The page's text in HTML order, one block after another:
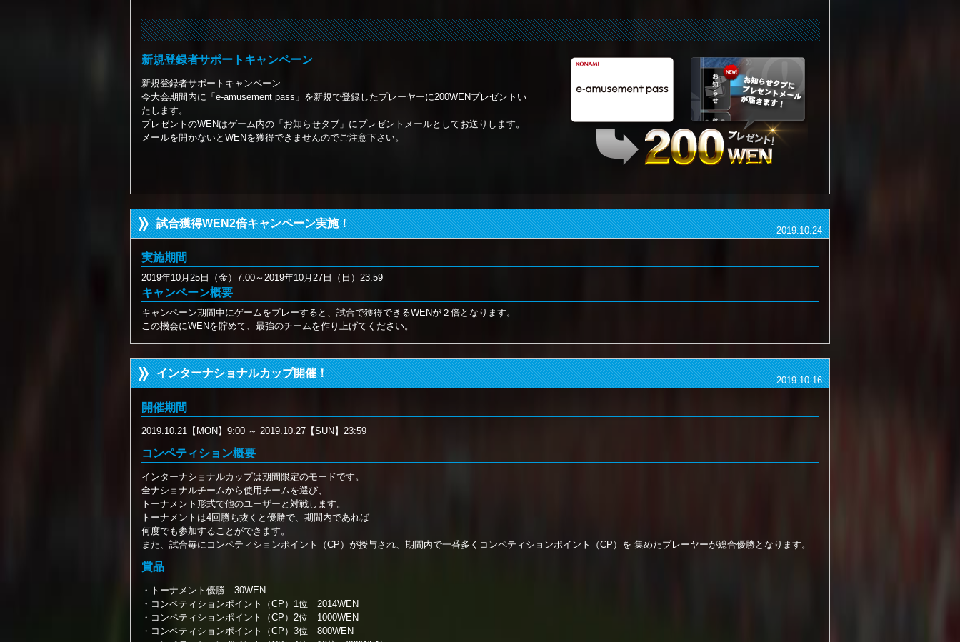
新規登録者サポートキャンペーン
新規登録者サポートキャンペーン
今大会期間内に「e-amusement pass」を新規で登録したプレーヤーに200WENプレゼントい
たします。
プレゼントのWENはゲーム内の「お知らせタブ」にプレゼントメールとしてお送りします。
メールを開かないとWENを獲得できませんのでご注意下さい。
試合獲得WEN2倍キャンペーン実施！
2019.10.24
実施期間
2019年10月25日（金）7:00～2019年10月27日（日）23:59
キャンペーン概要
キャンペーン期間中にゲームをプレーすると、試合で獲得できるWENが２倍となります。
この機会にWENを貯めて、最強のチームを作り上げてください。
インターナショナルカップ開催！
2019.10.16
開催期間
2019.10.21【MON】9:00 ～ 2019.10.27【SUN】23:59
コンペティション概要
インターナショナルカップは期間限定のモードです。
全ナショナルチームから使用チームを選び、
トーナメント形式で他のユーザーと対戦します。
トーナメントは4回勝ち抜くと優勝で、期間内であれば
何度でも参加することができます。
また、試合毎にコンペティションポイント（CP）が授与され、期間内で一番多くコンペティションポイント（CP）を 集めたプレーヤーが総合優勝となります。
賞品
・トーナメント優勝 30WEN
・コンペティションポイント（CP）1位 2014WEN
・コンペティションポイント（CP）2位 1000WEN
・コンペティションポイント（CP）3位 800WEN